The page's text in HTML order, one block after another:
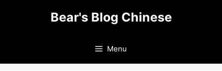
Bear's Blog Chinese
Menu